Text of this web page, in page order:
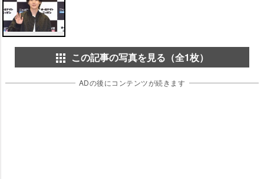
この記事の写真を見る（全1枚）
ADの後にコンテンツが続きます